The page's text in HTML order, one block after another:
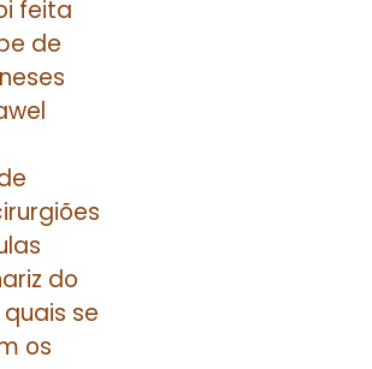
feita
de
do
se
os